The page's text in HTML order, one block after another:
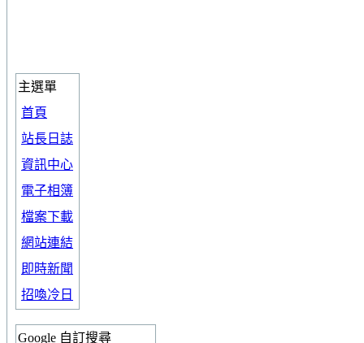
主選單
首頁
站長日誌
資訊中心
電子相簿
檔案下載
網站連結
即時新聞
招喚冷日
Google 自訂搜尋